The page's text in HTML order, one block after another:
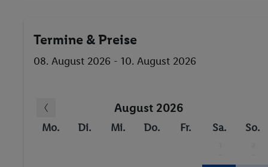
Termine & Preise
08. August 2026 - 10. August 2026
August 2026
Mo. Di. Mi. Do. Fr. Sa. So.